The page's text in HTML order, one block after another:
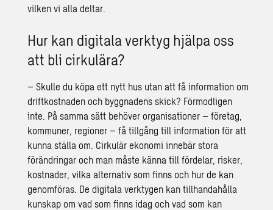
vilken vi alla deltar.
Hur kan digitala verktyg hjälpa oss
att bli cirkulära?
– Skulle du köpa ett nytt hus utan att få information om
driftkostnaden och byggnadens skick? Förmodligen
inte. På samma sätt behöver organisationer – företag,
kommuner, regioner – få tillgång till information för att
kunna ställa om. Cirkulär ekonomi innebär stora
förändringar och man måste känna till fördelar, risker,
kostnader, vilka alternativ som finns och hur de kan
genomföras. De digitala verktygen kan tillhandahålla
kunskap om vad som finns idag och vad som kan